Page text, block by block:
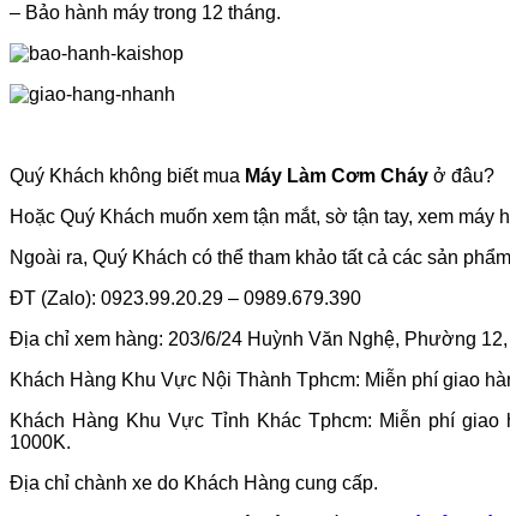
– Bảo hành máy trong 12 tháng.
Quý Khách không biết mua Máy Làm Cơm Cháy ở đâu?
Hoặc Quý Khách muốn xem tận mắt, sờ tận tay, xem
Ngoài ra, Quý Khách có thể tham khảo tất cả các sản
ĐT (Zalo): 0923.99.20.29 – 0989.679.390
Địa chỉ xem hàng: 203/6/24 Huỳnh Văn Nghệ, Phường
Khách Hàng Khu Vực Nội Thành Tphcm: Miễn phí giao
Khách Hàng Khu Vực Tỉnh Khác Tphcm: Miễn phí
1000K.
Địa chỉ chành xe do Khách Hàng cung cấp.